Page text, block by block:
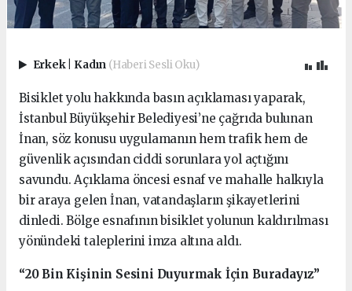
Erkek Kadın (Haberi Sesli Oku)
Bisiklet yolu hakkında basın açıklaması yaparak,
İstanbul Büyükşehir Belediyesi’ne çağrıda bulunan
İnan, söz konusu uygulamanın hem trafik hem de
güvenlik açısından ciddi sorunlara yol açtığını
savundu. Açıklama öncesi esnaf ve mahalle halkıyla
bir araya gelen İnan, vatandaşların şikayetlerini
dinledi. Bölge esnafının bisiklet yolunun kaldırılması
yönündeki taleplerini imza altına aldı.
“20 Bin Kişinin Sesini Duyurmak İçin Buradayız”